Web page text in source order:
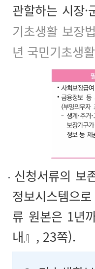
관할하는 시장
기초생활 보장
년 국민기초생
신청서류의 보
정보시스템으
류 원본은 1년
내』, 23쪽).